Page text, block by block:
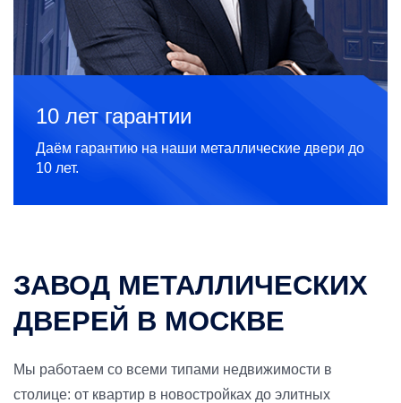
10 лет гарантии
Даём гарантию на наши металлические двери до
10 лет.
ЗАВОД МЕТАЛЛИЧЕСКИХ
ДВЕРЕЙ В МОСКВЕ
Мы работаем со всеми типами недвижимости в
столице: от квартир в новостройках до элитных